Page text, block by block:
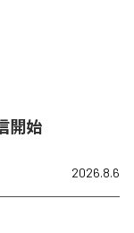
開始
2026.8.6